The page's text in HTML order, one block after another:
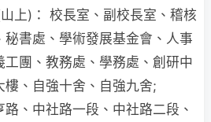
上)： 校長室、副校長室、稽核
書處、學術發展基金會、人事
團、教務處、學務處、創研中
、自強十舍、自強九舍;
、中社路一段、中社路二段、